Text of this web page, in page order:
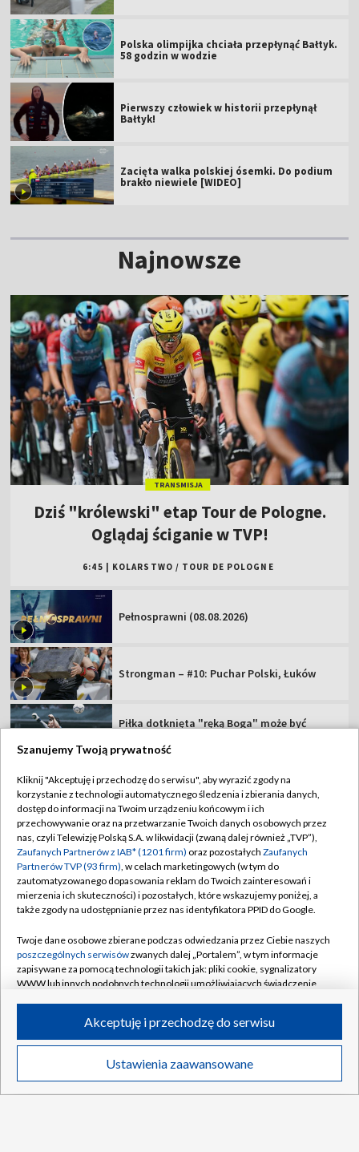
Transmisje Wideo
Polska olimpijka chciała przepłynąć Bałtyk.
58 godzin w wodzie
Pierwszy człowiek w historii przepłynął
Bałtyk!
Zacięta walka polskiej ósemki. Do podium
brakło niewiele [WIDEO]
Najnowsze
TRANSMISJA
Dziś "królewski" etap Tour de Pologne.
Oglądaj ściganie w TVP!
6:45 KOLARSTWO / TOUR DE POLOGNE
Pełnosprawni (08.08.2026)
Strongman – #10: Puchar Polski, Łuków
Piłka dotknięta "ręką Boga" może być
Niespodziewany triumfator z Bukowiny.
Gratulował mu książę Monako
Dzisiaj konkursy LGP w Courchevel. O której
skoki?
Jubileusz 110-lecia Legii. "Na wspomnienia
nie starczy nocy"
Abonament TVP
Sklep TVP
Biuro Reklamy
Oferta Handlowa
Regulamin TVP
Polityka prywatności
Moje zgody
Biuro reklamy
Szanujemy Twoją prywatność
Kliknij "Akceptuję i przechodzę do serwisu", aby wyrazić zgody na
korzystanie z technologii automatycznego śledzenia i zbierania danych,
dostęp do informacji na Twoim urządzeniu końcowym i ich
przechowywanie oraz na przetwarzanie Twoich danych osobowych przez
nas, czyli Telewizję Polską S.A. w likwidacji (zwaną dalej również „TVP”),
Zaufanych Partnerów z IAB* (1201 firm) oraz pozostałych Zaufanych
Partnerów TVP (93 firm), w celach marketingowych (w tym do
zautomatyzowanego dopasowania reklam do Twoich zainteresowań i
mierzenia ich skuteczności) i pozostałych, które wskazujemy poniżej, a
także zgody na udostępnianie przez nas identyfikatora PPID do Google.
Twoje dane osobowe zbierane podczas odwiedzania przez Ciebie naszych
poszczególnych serwisówzwanych dalej „Portalem”, w tym informacje
zapisywane za pomocą technologii takich jak: pliki cookie, sygnalizatory
WWW lub innych podobnych technologii umożliwiających świadczenie
ruchu w Internecie.
Twoje dane osobowe zbierane podczas odwiedzania przez Ciebie
poszczególnych serwisówna Portalu, takie jak adresy IP, identyfikatory
Ustawienia zaawansowane
Akceptuję i przechodzę do serwisu